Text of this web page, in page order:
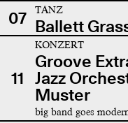
07
TANZ
Ballett
11
KONZERT
Groove
Jazz
Muster
big band goes